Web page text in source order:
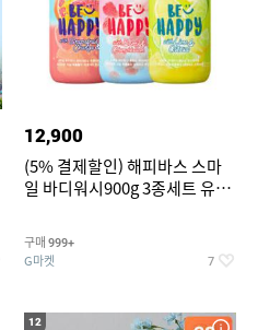
12,900
(5% 결제할인) 해피바스 스마
일 바디워시900g 3종세트 유
구매 999+
G마켓 7
12